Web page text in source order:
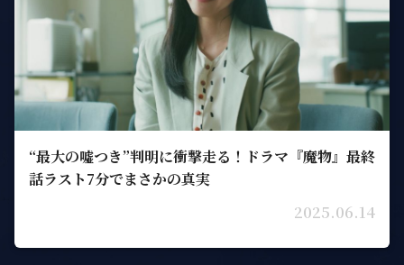
“最大の嘘つき”判明に衝撃走る！ドラマ『魔物』最終
話ラスト7分でまさかの真実
2025.06.14